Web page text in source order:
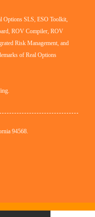
Options SLS, ESO Toolkit,
ROV Compiler, ROV
Risk Management, and
of Real Options
94568.